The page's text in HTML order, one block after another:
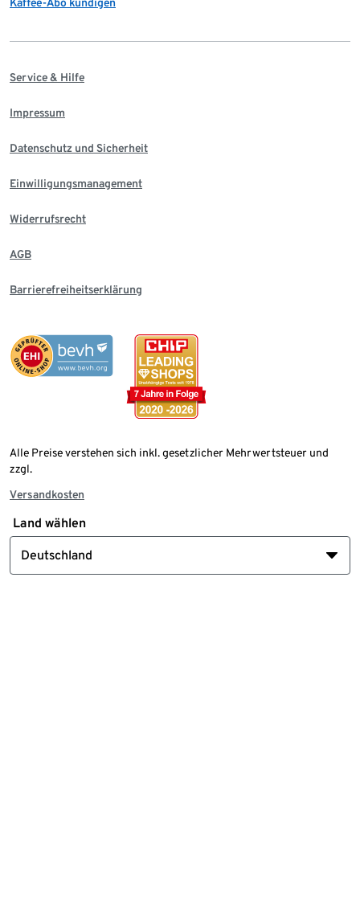
Kaffee-Abo kündigen
Service & Hilfe
Impressum
Datenschutz und Sicherheit
Einwilligungsmanagement
Widerrufsrecht
AGB
Barrierefreiheitserklärung
Alle Preise verstehen sich inkl. gesetzlicher Mehrwertsteuer und
zzgl.
Versandkosten
Land wählen
Deutschland